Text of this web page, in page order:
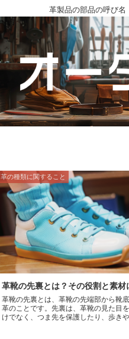
革製品の部品の呼び名
革の種類に関すること
革靴の先裏とは？その役割と素材
革靴の先裏とは、革靴の先端部から靴
革のことです。先裏は、革靴の見た目
けでなく、つま先を保護したり、歩き